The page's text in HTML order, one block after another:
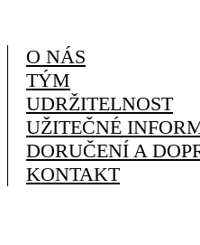
O NÁS
TÝM
UDRŽITELNOST
UŽITEČNÉ
DORUČENÍ A
KONTAKT